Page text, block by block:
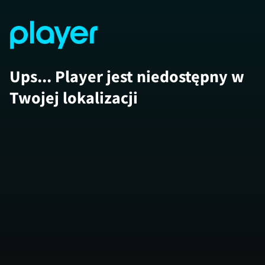
Ups... Player jest niedostępny w
Twojej lokalizacji